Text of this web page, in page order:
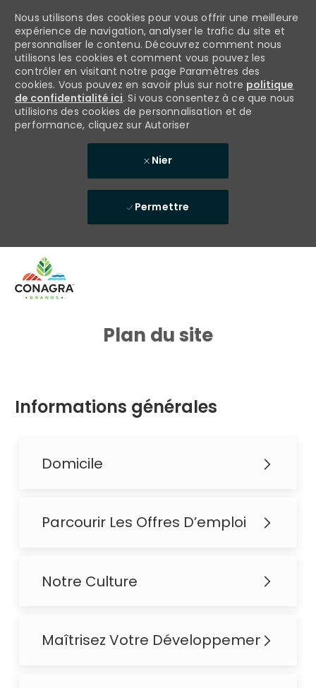
Nous utilisons des cookies pour vous offrir une meilleure
expérience de navigation, analyser le trafic du site et
personnaliser le contenu. Découvrez comment nous
utilisons les cookies et comment vous pouvez les
contrôler en visitant notre page Paramètres des
cookies. Vous pouvez en savoir plus sur notre politique
de confidentialité ici. Si vous consentez à ce que nous
utilisions des cookies de personnalisation et de
performance, cliquez sur Autoriser
Nier
Permettre
Plan du site
Informations générales
Domicile
Parcourir Les Offres D’emploi
Notre Culture
Maîtrisez Votre Développement